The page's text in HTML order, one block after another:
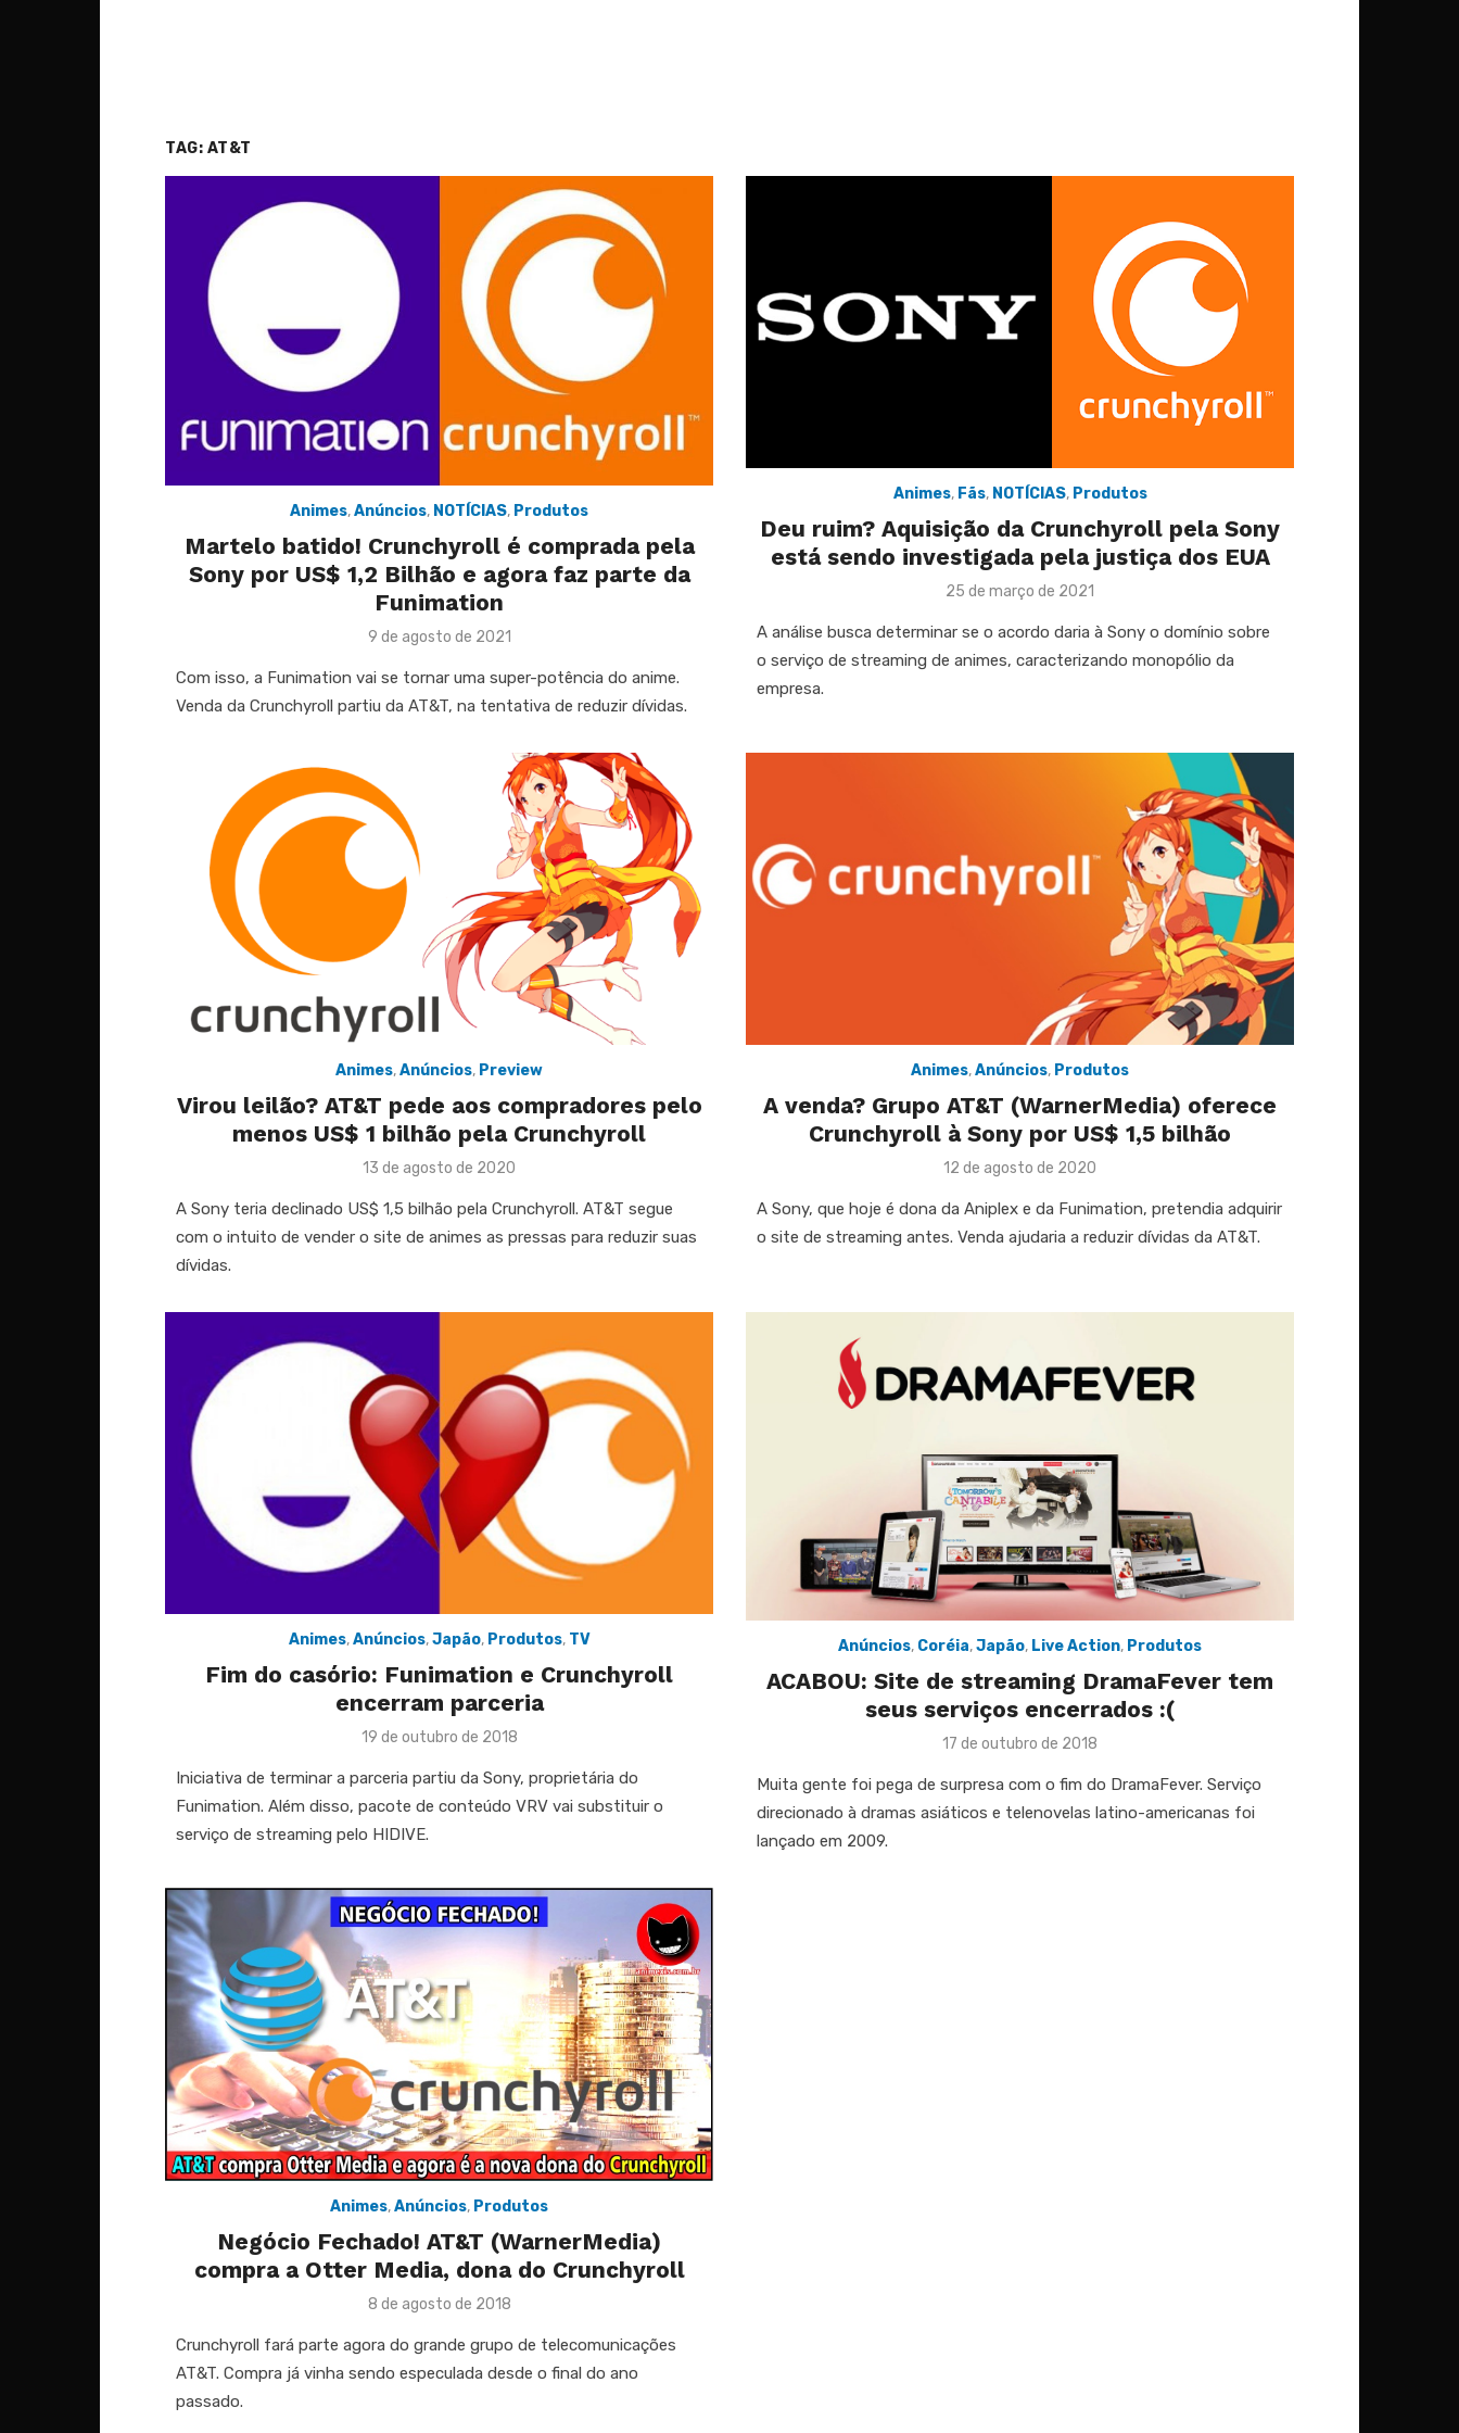
TAG: AT&T
Animes,Anúncios, NOTÍCIAS, Produtos
Martelo batido! Crunchyroll é comprada pela
Sony por US$ 1,2 Bilhão e agora faz parte da
Funimation
Posted
9 de agosto de 2021
Com isso, a Funimation vai se tornar uma super-potência do anime.
Venda da Crunchyroll partiu da AT&T, na tentativa de reduzir dívidas.
Animes, Fãs, NOTÍCIAS, Produtos
Deu ruim? Aquisição da Crunchyroll pela Sony
está sendo investigada pela justiça dos EUA
Posted
25 de março de 2021
A análise busca determinar se o acordo daria à Sony o domínio sobre
o serviço de streaming de animes, caracterizando monopólio da
empresa.
Animes,Anúncios, Preview
Virou leilão? AT&T pede aos compradores pelo
menos US$ 1 bilhão pela Crunchyroll
Posted
13 de agosto de 2020
A Sony teria declinado US$ 1,5 bilhão pela Crunchyroll. AT&T segue
com o intuito de vender o site de animes as pressas para reduzir suas
dívidas.
Animes,Anúncios, Produtos
A venda? Grupo AT&T (WarnerMedia) oferece
Crunchyroll à Sony por US$ 1,5 bilhão
Posted
12 de agosto de 2020
A Sony, que hoje é dona da Aniplex e da Funimation, pretendia adquirir
o site de streaming antes. Venda ajudaria a reduzir dívidas da AT&T.
Animes,Anúncios,Japão, Produtos, TV
Fim do casório: Funimation e Crunchyroll
encerram parceria
Posted
19 de outubro de 2018
Iniciativa de terminar a parceria partiu da Sony, proprietária do
Funimation. Além disso, pacote de conteúdo VRV vai substituir o
serviço de streaming pelo HIDIVE.
Anúncios, Coréia,Japão, Live Action, Produtos
ACABOU: Site de streaming DramaFever tem
seus serviços encerrados :(
Posted
17 de outubro de 2018
Muita gente foi pega de surpresa com o fim do DramaFever. Serviço
direcionado à dramas asiáticos e telenovelas latino-americanas foi
lançado em 2009.
Animes,Anúncios, Produtos
Negócio Fechado! AT&T (WarnerMedia)
compra a Otter Media, dona do Crunchyroll
Posted
8 de agosto de 2018
Crunchyroll fará parte agora do grande grupo de telecomunicações
AT&T. Compra já vinha sendo especulada desde o final do ano
passado.